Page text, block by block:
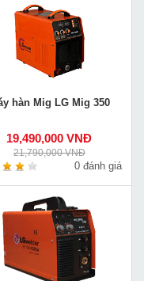
hàn Mig LG Mig 350
19,490,000 VNĐ
21,790,000 VNĐ
0 đánh giá